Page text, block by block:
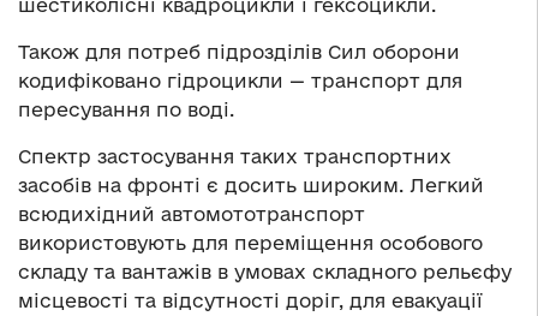
шестиколісні квадроцикли і гексоцикли.
Також для потреб підрозділів Сил оборони
кодифіковано гідроцикли — транспорт для
пересування по воді.
Спектр застосування таких транспортних
засобів на фронті є досить широким. Легкий
всюдихідний автомототранспорт
використовують для переміщення особового
складу та вантажів в умовах складного рельєфу
місцевості та відсутності доріг, для евакуації